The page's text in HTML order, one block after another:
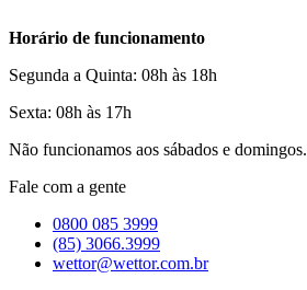
Horário de funcionamento
Segunda a Quinta: 08h às 18h
Sexta: 08h às 17h
Não funcionamos aos sábados e domingos.
Fale com a gente
0800 085 3999
(85) 3066.3999
wettor@wettor.com.br